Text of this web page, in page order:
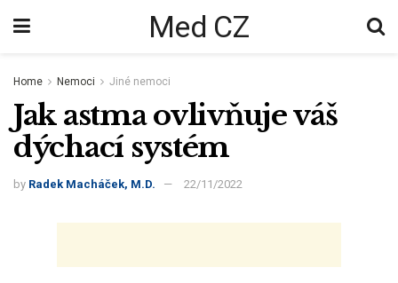
Med CZ
Home Nemoci Jiné nemoci
Jak astma ovlivňuje váš
dýchací systém
by Radek Macháček, M.D. 22/11/2022